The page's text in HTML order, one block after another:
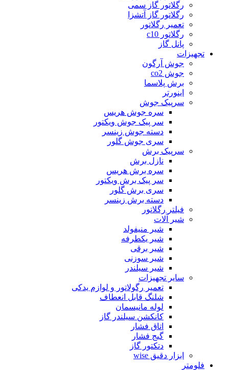
رگلاتور گاز سمی
رگلاتور گاز آتشزا
تعمیر رگلاتور
رگلاتور c10
پانل گاز
تجهیزات
جوش آرگون
جوش co2
برش پلاسما
اینورتر
سرپیک جوش
سره جوش هریس
سر پیک جوش ویکتور
دسته جوش زینسر
سری جوش گلور
سرپیک برش
نازل برش
سره برش هریس
سر پیک برش ویکتور
سری برش گلور
دسته برش زینسر
فیلتر رگلاتور
شیر آلات
شیر منیفولد
شیر یکطرفه
شیر برقی
شیر سوزنی
شیر سیلندر
سایر تجهیزات
تعمیر رگولاتور و لوازم یدکی
شلنگ قابل انعطاف
لوله مانیسمان
کانکشن سیلندر گاز
اتاق فشار
گیج فشار
دتکتور گاز
ابزار دقیق wise
فلومتر